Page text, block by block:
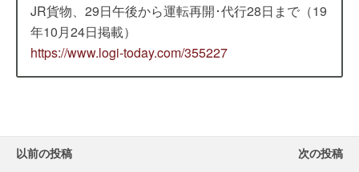
JR貨物、29日午後から運転再開･代行28日まで（19
年10月24日掲載）
https://www.logi-today.com/355227
以前の投稿 次の投稿